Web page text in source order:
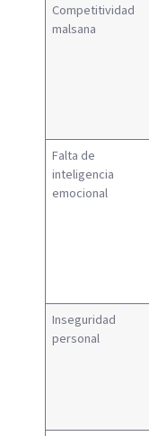
Competitividad
malsana
Falta de
inteligencia
emocional
Inseguridad
personal